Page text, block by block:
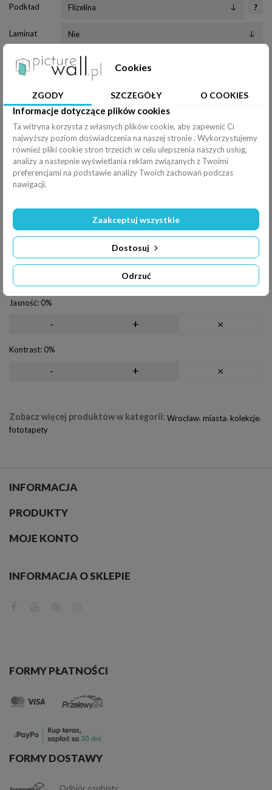
Podkład ?
Laminat
Klej
Nóż
Pędzel
Efekty
Rozciągnij
Odbicie
Jasność: 0%
- + ×
Kontrast: 0%
- + ×
Zobacz więcej produktów w kategorii: Wrocław, miasta, kolekcje,
fototapety
INFORMACJA
PRODUKTY
MOJE KONTO
INFORMACJA O SKLEPIE
Cookies
ZGODY SZCZEGÓŁY O COOKIES
Informacje dotyczące plików cookies
Ta witryna korzysta z własnych plików cookie, aby zapewnić Ci
najwyższy poziom doświadczenia na naszej stronie . Wykorzystujemy
również pliki cookie stron trzecich w celu ulepszenia naszych usług,
analizy a nastepnie wyświetlania reklam związanych z Twoimi
preferencjami na podstawie analizy Twoich zachowań podczas
nawigacji.
Odrzuć
Dostosuj
Zaakceptuj wszystkie
FORMY PŁATNOŚCI
FORMY DOSTAWY